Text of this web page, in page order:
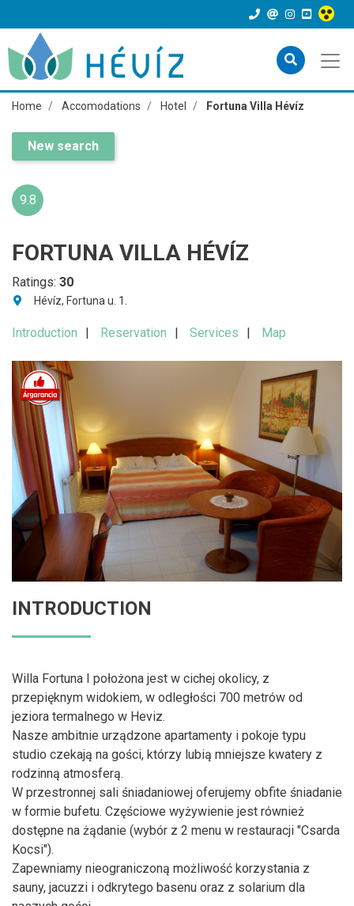
Home Accomodations Hotel Fortuna Villa Hévíz
New search
9.8
FORTUNA VILLA HÉVÍZ
Ratings: 30
Hévíz, Fortuna u. 1.
Introduction Reservation Services Map
INTRODUCTION
Willa Fortuna I położona jest w cichej okolicy, z
przepięknym widokiem, w odległości 700 metrów od
jeziora termalnego w Heviz.
Nasze ambitnie urządzone apartamenty i pokoje typu
studio czekają na gości, którzy lubią mniejsze kwatery z
rodzinną atmosferą.
W przestronnej sali śniadaniowej oferujemy obfite śniadanie
w formie bufetu. Częściowe wyżywienie jest również
dostępne na żądanie (wybór z 2 menu w restauracji "Csarda
Kocsi").
Zapewniamy nieograniczoną możliwość korzystania z
sauny, jacuzzi i odkrytego basenu oraz z solarium dla